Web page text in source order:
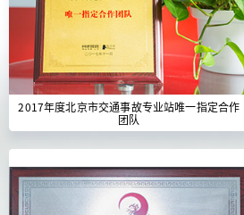
2017年度北京市交通事故专业站唯一指定合作
团队